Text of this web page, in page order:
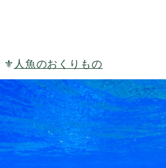
⚜️ 人魚のおくりもの